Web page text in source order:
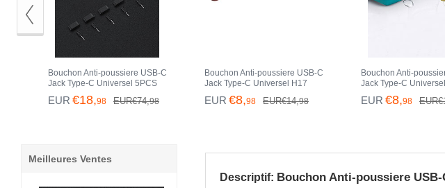
Bouchon Anti-poussiere USB-C
Jack Type-C Universel 5PCS
H02 pour Apple iPhone 15 Plus
Noir
EUR €18,98 EUR€74,98
Bouchon Anti-poussiere USB-C
Jack Type-C Universel H17
pour Apple iPhone 15 Plus Bleu
EUR €8,98 EUR€14,98
Bouchon Anti-
Jack Type-C
pour Apple iPhone 15
EUR €8,98
Descriptif: Bouchon Anti-poussiere
Meilleures Ventes